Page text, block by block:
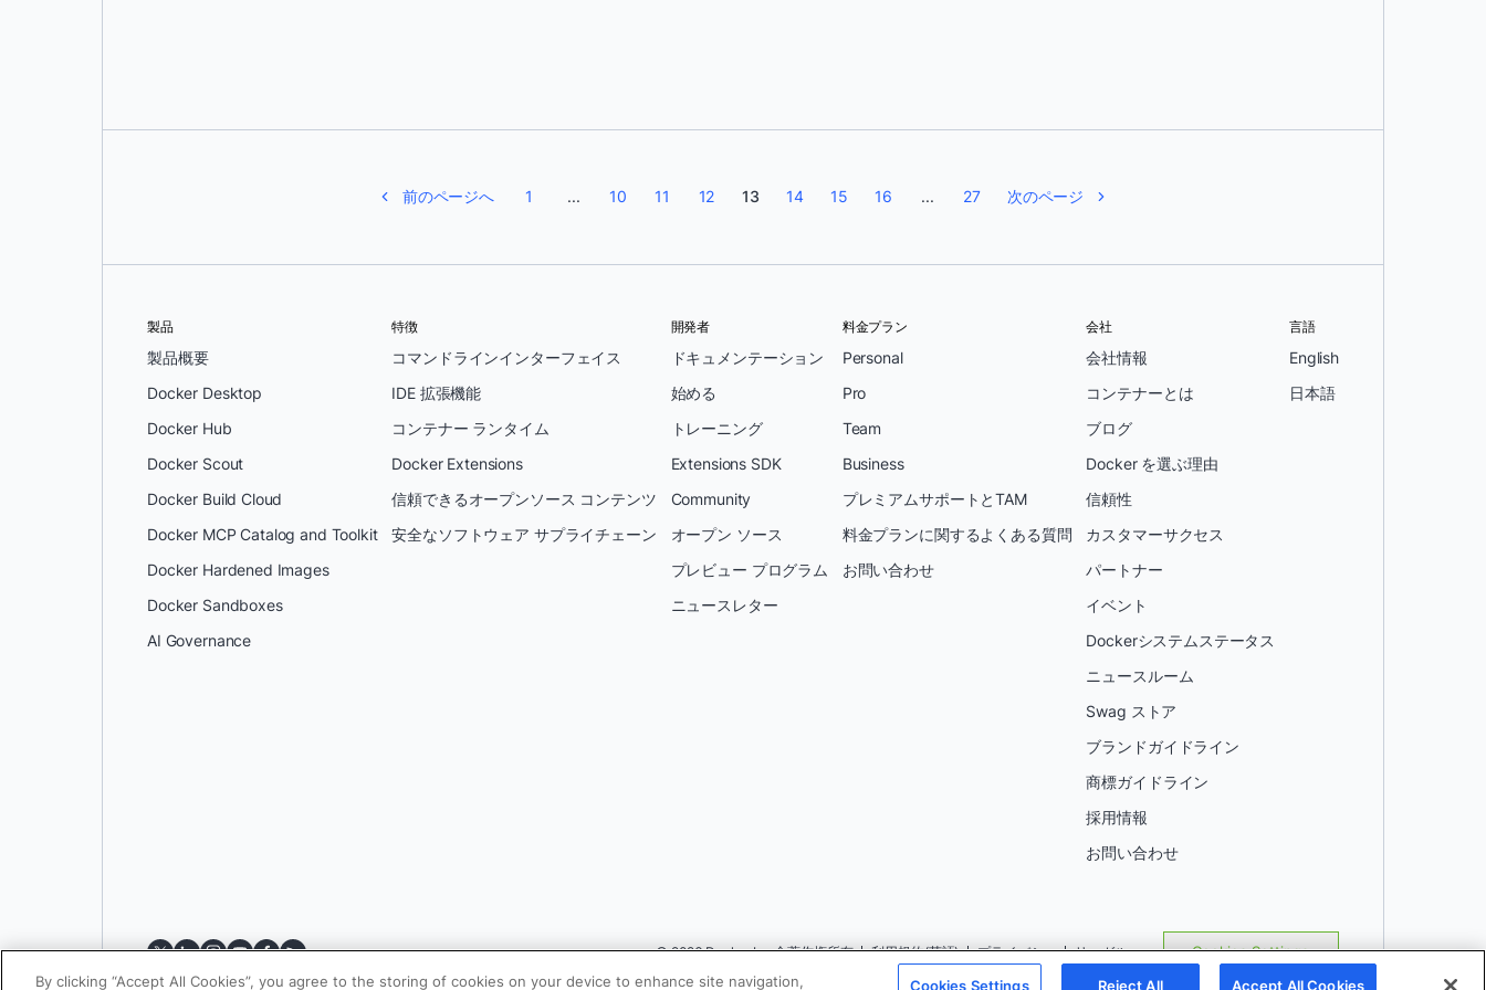
前のページへ 1 ... 10 11 12 13 14 15 16 ... 27 次のページ
製品
製品概要
Docker Desktop
Docker Hub
Docker Scout
Docker Build Cloud
Docker MCP Catalog and Toolkit
Docker Hardened Images
Docker Sandboxes
AI Governance
特徴
コマンドラインインターフェイス
IDE 拡張機能
コンテナー ランタイム
Docker Extensions
信頼できるオープンソース コンテンツ
安全なソフトウェア サプライチェーン
開発者
ドキュメンテーション
始める
トレーニング
Extensions SDK
Community
オープン ソース
プレビュー プログラム
ニュースレター
料金プラン
Personal
Pro
Team
Business
プレミアムサポートとTAM
料金プランに関するよくある質問
お問い合わせ
会社
会社情報
コンテナーとは
ブログ
Docker を選ぶ理由
信頼性
カスタマーサクセス
パートナー
イベント
Dockerシステムステータス
ニュースルーム
Swag ストア
ブランドガイドライン
商標ガイドライン
採用情報
お問い合わせ
言語
English
日本語
© 2026 Docker Inc.全著作権所有 利用規約(英語) プライバシー リーガル Cookies Settings
By clicking “Accept All Cookies”, you agree to the storing of cookies on your device to enhance site navigation, Cookies Settings Reject All Accept All Cookies